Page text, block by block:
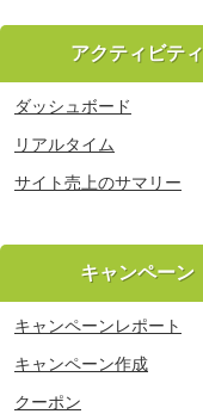
アクティビティ
ダッシュボード
リアルタイム
サイト売上のサマリー
キャンペーン
キャンペーンレポート
キャンペーン作成
クーポン